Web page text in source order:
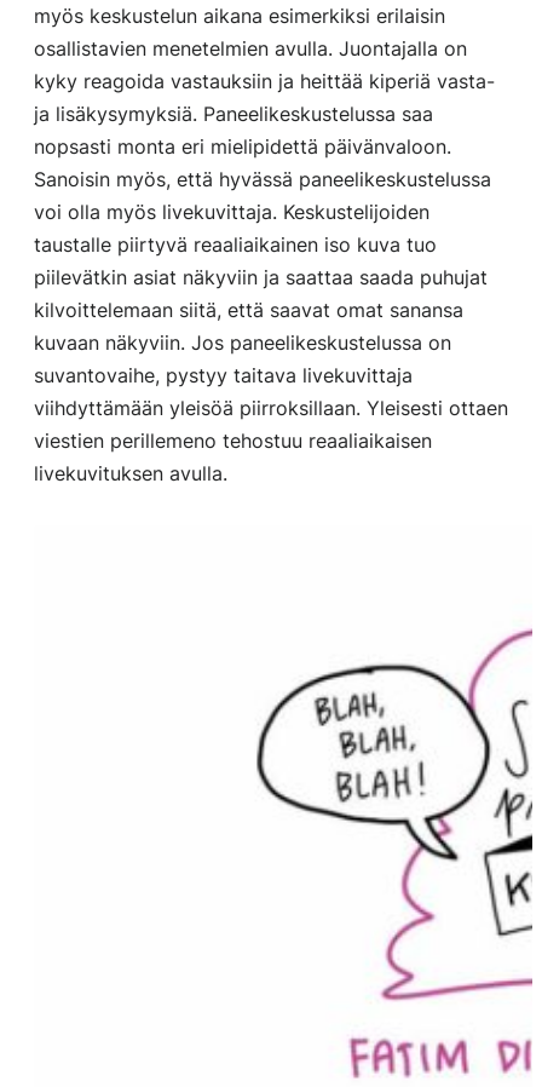
myös keskustelun aikana esimerkiksi erilaisin
osallistavien menetelmien avulla. Juontajalla on
kyky reagoida vastauksiin ja heittää kiperiä vasta-
ja lisäkysymyksiä. Paneelikeskustelussa saa
nopsasti monta eri mielipidettä päivänvaloon.
Sanoisin myös, että hyvässä paneelikeskustelussa
voi olla myös livekuvittaja. Keskustelijoiden
taustalle piirtyvä reaaliaikainen iso kuva tuo
piilevätkin asiat näkyviin ja saattaa saada puhujat
kilvoittelemaan siitä, että saavat omat sanansa
kuvaan näkyviin. Jos paneelikeskustelussa on
suvantovaihe, pystyy taitava livekuvittaja
viihdyttämään yleisöä piirroksillaan. Yleisesti ottaen
viestien perillemeno tehostuu reaaliaikaisen
livekuvituksen avulla.